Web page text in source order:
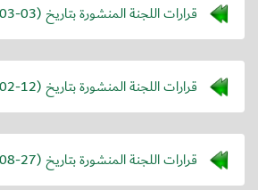
قرارات اللجنة المنشورة بتاريخ (03
قرارات اللجنة المنشورة بتاريخ (12
قرارات اللجنة المنشورة بتاريخ (27